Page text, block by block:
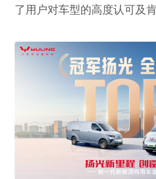
了用户对车型的高度认可及肯